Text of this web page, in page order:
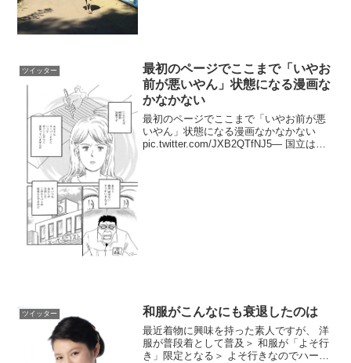
ツイッター
最初のページでここまで「いやお
前が悪いやん」状態になる漫画な
かなかない
最初のページでここまで「いやお前が悪
いやん」状態になる漫画なかなかない
pic.twitter.com/JXB2QTfNJ5— 国立はる
ツイッター 和服がこんなにも衰退したのは
最近着物に興味を持った素人ですが、 洋
服が普段着として普及＞ 和服が「よそ行
き」限定となる＞ よそ行きなのでハード